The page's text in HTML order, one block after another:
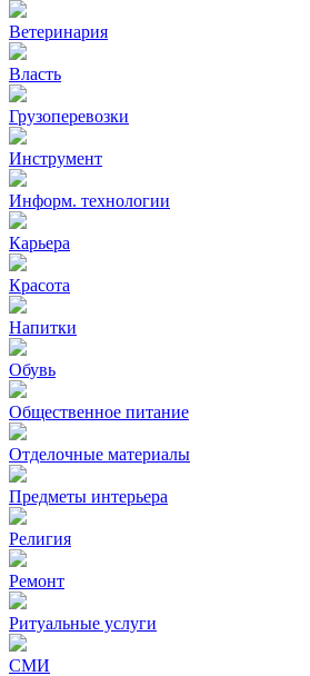
Ветеринария
Власть
Грузоперевозки
Инструмент
Информ. технологии
Карьера
Красота
Напитки
Обувь
Общественное питание
Отделочные материалы
Предметы интерьера
Религия
Ремонт
Ритуальные услуги
СМИ